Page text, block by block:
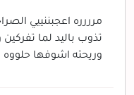
مرررره اعجبننييي
تذوب باليد لما
وريحته اشوفها